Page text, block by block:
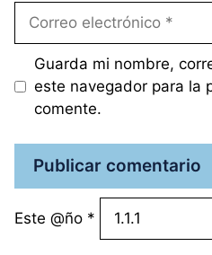
Correo
Guarda mi nombre,
este navegador para la
comente.
Este @ño *